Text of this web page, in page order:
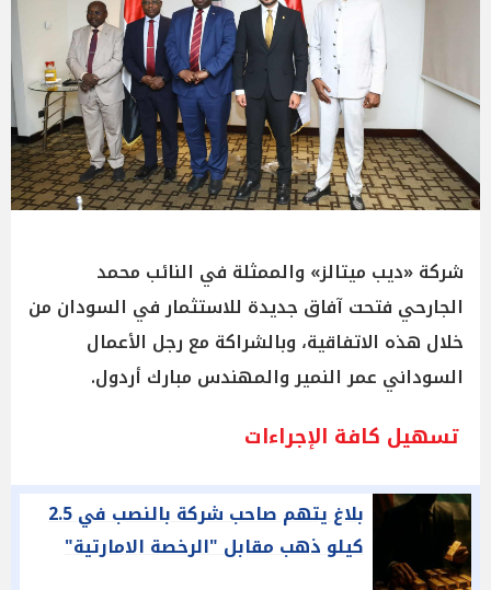
شركة «ديب ميتالز» والممثلة في النائب محمد
الجارحي فتحت آفاق جديدة للاستثمار في السودان من
خلال هذه الاتفاقية، وبالشراكة مع رجل الأعمال
السوداني عمر النمير والمهندس مبارك أردول.
تسهيل كافة الإجراءات
بلاغ يتهم صاحب شركة بالنصب في 2.5
كيلو ذهب مقابل "الرخصة الامارتية"